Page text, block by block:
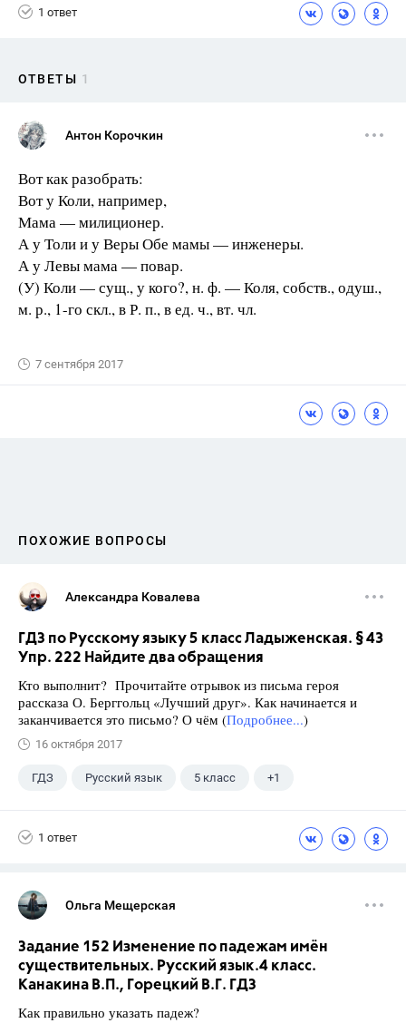
1 ответ
ОТВЕТЫ 1
Антон Корочкин
Вот как разобрать:
Вот у Коли, например,
Мама — милиционер.
А у Толи и у Веры Обе мамы — инженеры.
А у Левы мама — повар.
(У) Коли — сущ., у кого?, н. ф. — Коля, собств., одуш.,
м. р., 1-го скл., в Р. п., в ед. ч., вт. чл.
7 сентября 2017
ПОХОЖИЕ ВОПРОСЫ
Александра Ковалева
ГДЗ по Русскому языку 5 класс Ладыженская. § 43
Упр. 222 Найдите два обращения
Кто выполнит? Прочитайте отрывок из письма героя
рассказа О. Берггольц «Лучший друг». Как начинается и
заканчивается это письмо? О чём (Подробнее...)
16 октября 2017
ГДЗ Русский язык 5 класс +1
1 ответ
Ольга Мещерская
Задание 152 Изменение по падежам имён
существительных. Русский язык.4 класс.
Канакина В.П., Горецкий В.Г. ГДЗ
Как правильно указать падеж?